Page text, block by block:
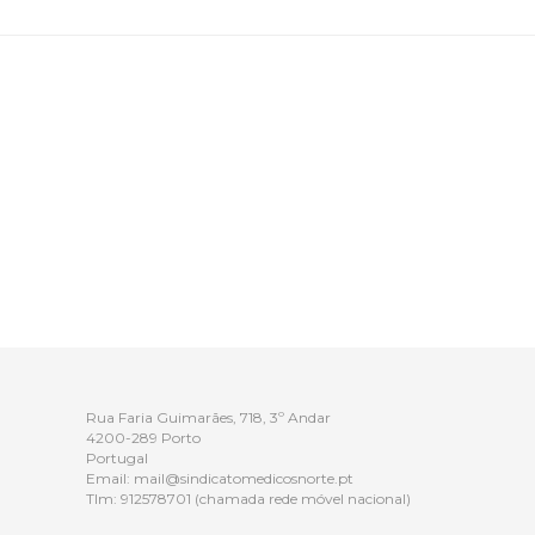
Rua Faria Guimarães, 718, 3º Andar
4200-289 Porto
Portugal
Email: mail@sindicatomedicosnorte.pt
Tlm: 912578701 (chamada rede móvel nacional)